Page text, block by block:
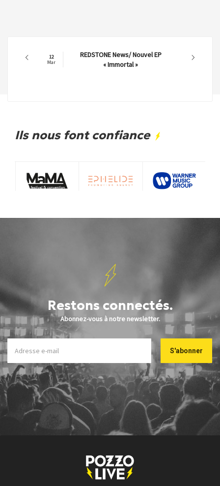
12
Mar
REDSTONE News/ Nouvel EP
« Immortal »
Ils nous font confiance
Restons connectés.
Abonnez-vous à notre newsletter.